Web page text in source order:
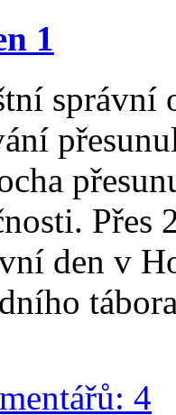
1
správní
Přes
den v
4